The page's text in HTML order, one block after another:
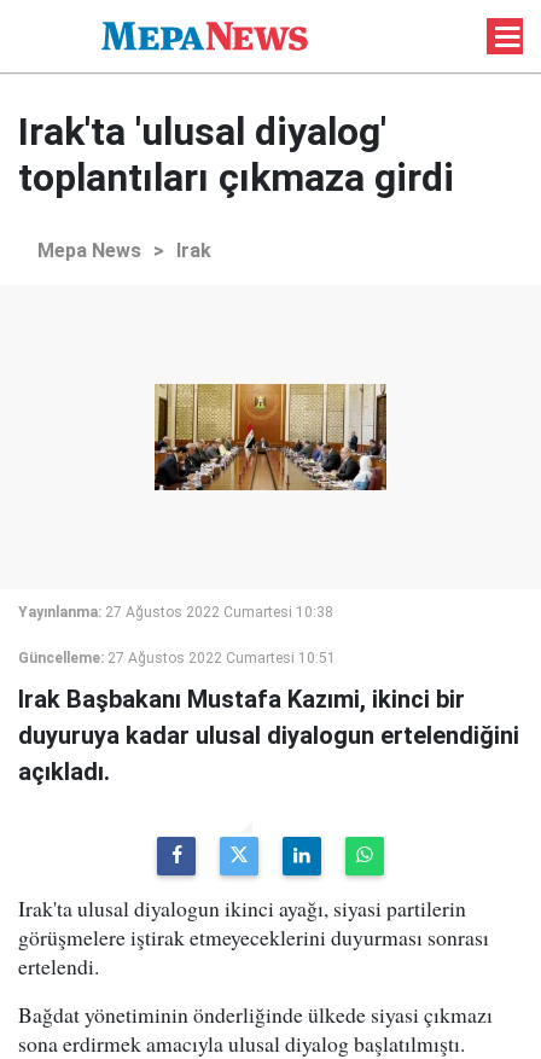
Irak'ta 'ulusal diyalog'
toplantıları çıkmaza girdi
Mepa News > Irak
Yayınlanma: 27 Ağustos 2022 Cumartesi 10:38
Güncelleme: 27 Ağustos 2022 Cumartesi 10:51
Irak Başbakanı Mustafa Kazımi, ikinci bir
duyuruya kadar ulusal diyalogun ertelendiğini
açıkladı.
Irak'ta ulusal diyalogun ikinci ayağı, siyasi partilerin
görüşmelere iştirak etmeyeceklerini duyurması sonrası
ertelendi.
Bağdat yönetiminin önderliğinde ülkede siyasi çıkmazı
sona erdirmek amacıyla ulusal diyalog başlatılmıştı.